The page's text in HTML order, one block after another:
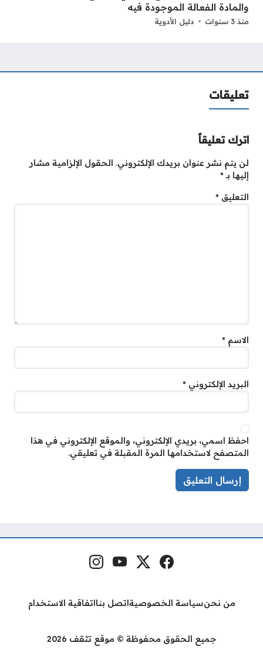
والمادة الفعالة الموجودة فيه
منذ 3 سنوات دليل الأدوية
تعليقات
اترك تعليقاً
لن يتم نشر عنوان بريدك الإلكتروني. الحقول الإلزامية مشار
إليها بـ*
التعليق *
الاسم *
البريد الإلكتروني *
احفظ اسمي، بريدي الإلكتروني، والموقع الإلكتروني في هذا
المتصفح لاستخدامها المرة المقبلة في تعليقي.
مواقع التواصل فيسبوكمنصة إكس
يوتيوبإنستغرام
من نحنسياسة الخصوصية اتصل بنا اتفاقية الاستخدام
جميع الحقوق محفوظة © موقع تثقف 2026